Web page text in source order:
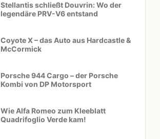
Stellantis schließt Douvrin: Wo der
legendäre PRV-V6 entstand
Coyote X – das Auto aus Hardcastle &
McCormick
Porsche 944 Cargo – der Porsche
Kombi von DP Motorsport
Wie Alfa Romeo zum Kleeblatt
Quadrifoglio Verde kam!